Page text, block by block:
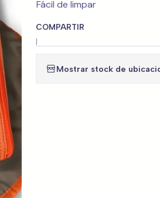
Fácil de limpar
COMPARTIR
|
Mostrar stock de